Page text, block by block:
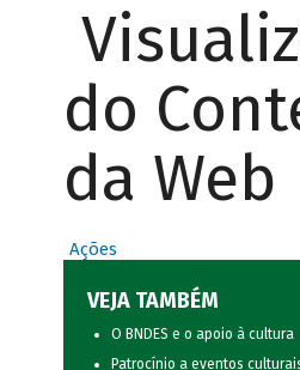
do
da Web
Ações
VEJA TAMBÉM
O BNDES e o apoio à cultura
Patrocínio a eventos